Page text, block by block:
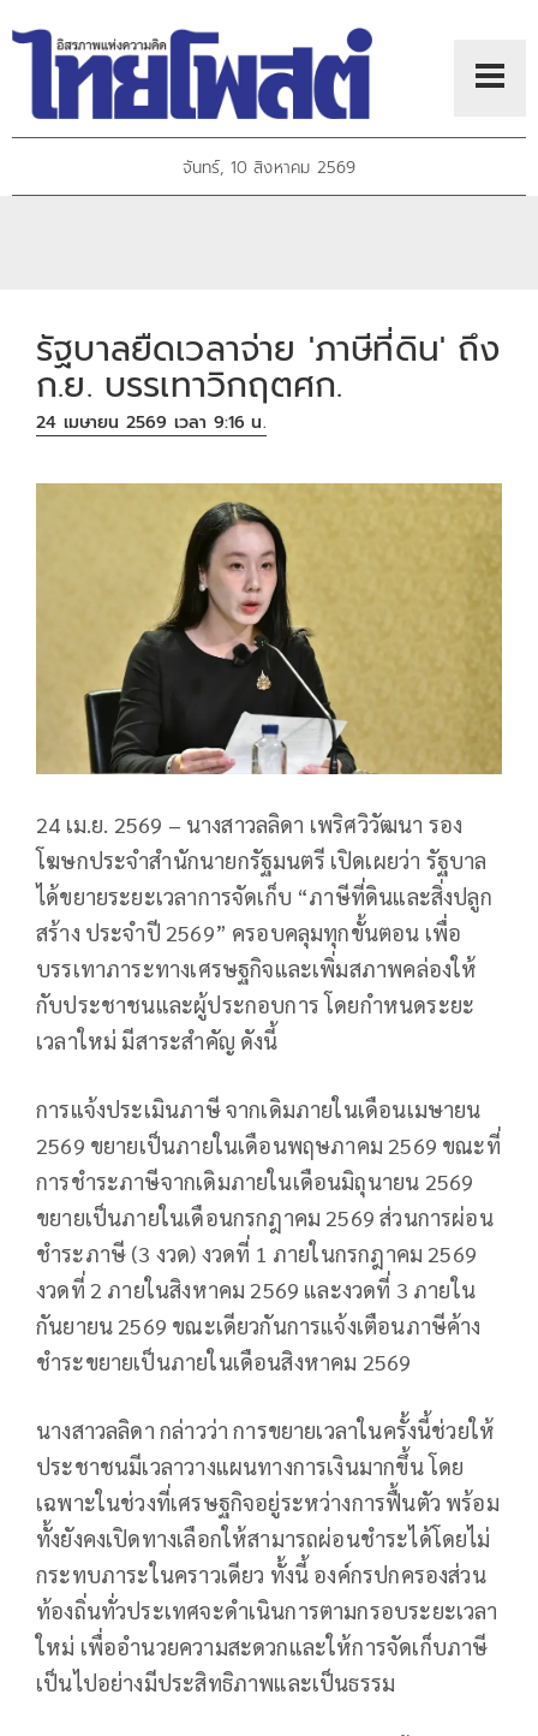
จันทร์, 10 สิงหาคม 2569
รัฐบาลยืดเวลาจ่าย 'ภาษีที่ดิน' ถึง
ก.ย. บรรเทาวิกฤตศก.
24 เมษายน 2569 เวลา 9:16 น.
24 เม.ย. 2569 – นางสาวลลิดา เพริศวิวัฒนา รอง
โฆษกประจำสำนักนายกรัฐมนตรี เปิดเผยว่า รัฐบาล
ได้ขยายระยะเวลาการจัดเก็บ “ภาษีที่ดินและสิ่งปลูก
สร้าง ประจำปี 2569” ครอบคลุมทุกขั้นตอน เพื่อ
บรรเทาภาระทางเศรษฐกิจและเพิ่มสภาพคล่องให้
กับประชาชนและผู้ประกอบการ โดยกำหนดระยะ
เวลาใหม่ มีสาระสำคัญ ดังนี้
การแจ้งประเมินภาษี จากเดิมภายในเดือนเมษายน
2569 ขยายเป็นภายในเดือนพฤษภาคม 2569 ขณะที่
การชำระภาษีจากเดิมภายในเดือนมิถุนายน 2569
ขยายเป็นภายในเดือนกรกฎาคม 2569 ส่วนการผ่อน
ชำระภาษี (3 งวด) งวดที่ 1 ภายในกรกฎาคม 2569
งวดที่ 2 ภายในสิงหาคม 2569 และงวดที่ 3 ภายใน
กันยายน 2569 ขณะเดียวกันการแจ้งเตือนภาษีค้าง
ชำระขยายเป็นภายในเดือนสิงหาคม 2569
นางสาวลลิดา กล่าวว่า การขยายเวลาในครั้งนี้ช่วยให้
ประชาชนมีเวลาวางแผนทางการเงินมากขึ้น โดย
เฉพาะในช่วงที่เศรษฐกิจอยู่ระหว่างการฟื้นตัว พร้อม
ทั้งยังคงเปิดทางเลือกให้สามารถผ่อนชำระได้โดยไม่
กระทบภาระในคราวเดียว ทั้งนี้ องค์กรปกครองส่วน
ท้องถิ่นทั่วประเทศจะดำเนินการตามกรอบระยะเวลา
ใหม่ เพื่ออำนวยความสะดวกและให้การจัดเก็บภาษี
เป็นไปอย่างมีประสิทธิภาพและเป็นธรรม